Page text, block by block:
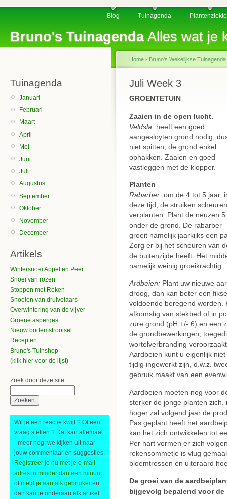
Bruno's TuinagendaAlles wat je
Blog Tuinagenda
Tuinagenda
Januari
Februari
Maart
April
Mei
Juni
Juli
Augustus
September
Oktober
November
December
Artikels
Wintersnoei Appel en Peer
Snoei van rozen
Stoppen met Roken
Snoeien van druivelaars
Overwintering van de vijver
Groene asperges
Nieuw bodemstrooisel
Recepten
Bruno's Tuinshop
(klik hier voor de lijst)
Zoek door deze site:
Wil je een reactie kwijt ? Of een
vraag stellen ? Dat kan allemaal
- meer nog: we kijken uit naar
jouw commentaar en suggesties.
Registreer je nu met je e-mail
adres in minder dan een minuut
ofmeld je aan als gebruiker en
dan kan je onderaan elk artikel
Home › Bruno's Wekelijkse Tuinagenda
Juli Week 3
GROENTETUIN
Zaaien in de open lucht.
Veldsla: heeft een goed
aangesloyten grond nodig,
niet spitten, de grond enkel
ophakken. Zaaien en goed
vastleggen met de klopper.
Planten
Rabarber: om de 4 tot 5 jaar,
deze tijd, de struiken
verplanten. Plant de neuzen 5
onder de grond. De rabarber
groeit namelijk jaarkijks een
Zorg er bij het scheuren van
de buitenzijde heeft. Het
namelijk weinig groeikrachtig.
Ardbeien: Plant uw nieuwe
droog, dan kan beter een
voldoende beregend worden.
afkomstig van stekbed of in
zure grond (pH +/- 6) en een
de grondbewerkingen,
wortelverbranding
Aardbeien kunt u eigenlijk
tijdig ingewerkt zijn, d.w.z.
gebruik maakt van een
Aardbeien moeten nog voor
sterker de jonge planten
hoger zal volgend jaar de
Pas geplant heeft het
kan het zich ontwikkelen tot
Per hart vormen er zich
rekensommetje is vlug
bloemtrossen en uiteraard
De groei van de
bijgevolg bepalend voor